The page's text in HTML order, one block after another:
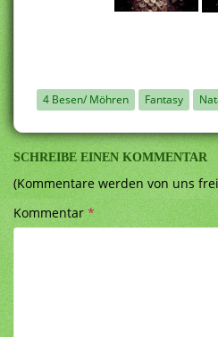
4 Besen/ Möhren Fantasy
SCHREIBE EINEN KOMMENTAR
(Kommentare werden von uns
Kommentar*